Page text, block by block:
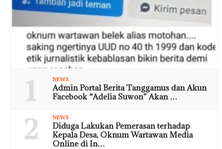
1 NEWS
Admin Portal Berita Tanggamus dan Akun
Facebook “Adelia Suwon” Akan …
2 NEWS
Diduga Lakukan Pemerasan terhadap
Kepala Desa, Oknum Wartawan Media
Online di In…